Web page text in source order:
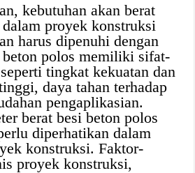
kebutuhan akan berat
proyek konstruksi
harus dipenuhi dengan
polos memiliki sifat-
tingkat kekuatan dan
daya tahan terhadap
pengaplikasian.
berat besi beton polos
diperhatikan dalam
konstruksi. Faktor-
proyek konstruksi,